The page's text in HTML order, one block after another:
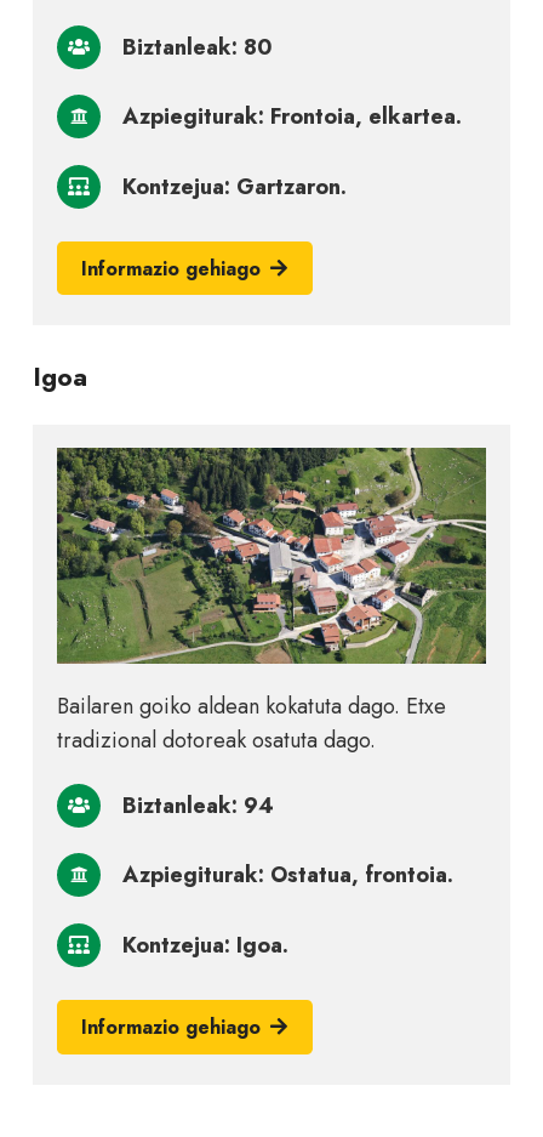
Biztanleak: 80
Azpiegiturak: Frontoia, elkartea.
Kontzejua: Gartzaron.
Informazio gehiago
Igoa
Bailaren goiko aldean kokatuta dago. Etxe
tradizional dotoreak osatuta dago.
Biztanleak: 94
Azpiegiturak: Ostatua, frontoia.
Kontzejua: Igoa.
Informazio gehiago